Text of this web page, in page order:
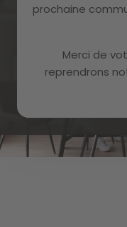
prochaine
Merci de
reprendrons
J'ai lu et
McHaus